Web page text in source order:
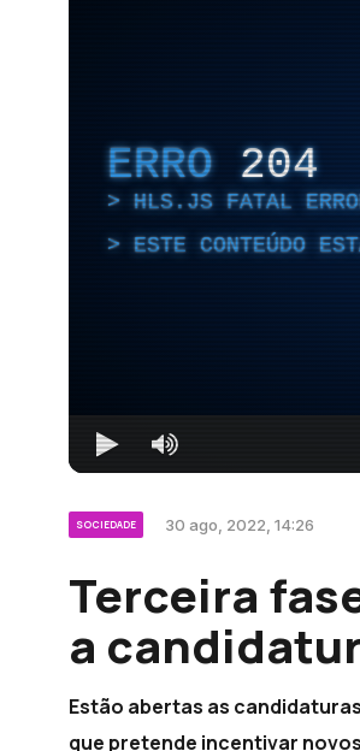
ERRO 204
HLS.JS FATAL
ESTE CONTEÚDO
SOCIEDADE 30 ago, 2022, 14:26
Terceira
a
Estão abertas as
que pretende incentivar